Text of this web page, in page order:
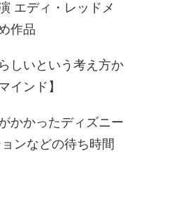
エディ・レッドメ
作品
しいという考え方か
インド】
かかったディズニー
ンなどの待ち時間